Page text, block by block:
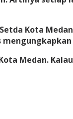
Kota
Medan.